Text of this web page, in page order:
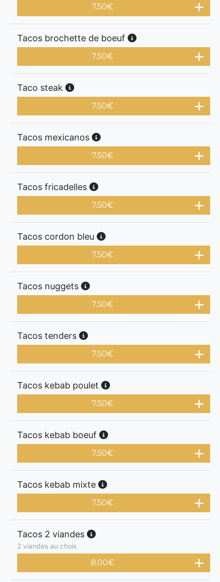
7.50€
Tacos brochette de boeuf
7.50€
Taco steak
7.50€
Tacos mexicanos
7.50€
Tacos fricadelles
7.50€
Tacos cordon bleu
7.50€
Tacos nuggets
7.50€
Tacos tenders
7.50€
Tacos kebab poulet
7.50€
Tacos kebab boeuf
7.50€
Tacos kebab mixte
7.50€
Tacos 2 viandes
2 viandes au choix
8.00€